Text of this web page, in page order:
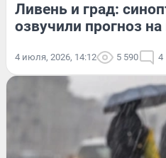
Ливень и град:
озвучили прогноз
4 июля, 2026, 14:12 5 590 4